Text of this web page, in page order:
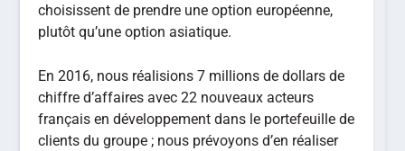
choisissent de prendre une option européenne,
plutôt qu’une option asiatique.
En 2016, nous réalisions 7 millions de dollars de
chiffre d’affaires avec 22 nouveaux acteurs
français en développement dans le portefeuille de
clients du groupe ; nous prévoyons d’en réaliser